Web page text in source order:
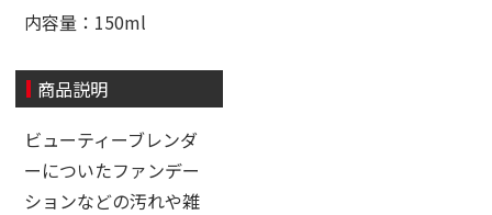
内容量：150ml
商品説明
ビューティーブレンダ
ーについたファンデー
ションなどの汚れや雑